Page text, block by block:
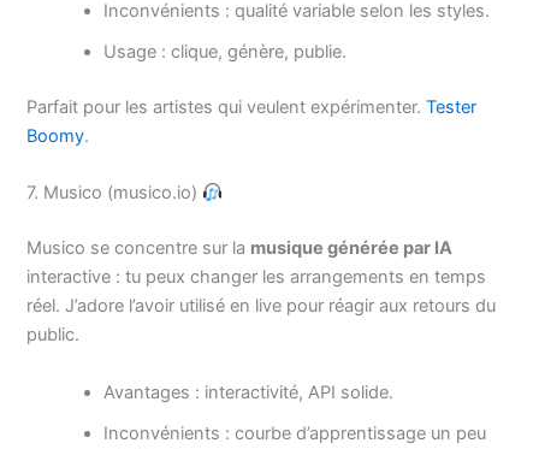
Inconvénients : qualité variable selon les styles.
Usage : clique, génère, publie.
Parfait pour les artistes qui veulent expérimenter.Tester
Boomy.
7. Musico (musico.io)
Musico se concentre sur la musique générée par IA
interactive : tu peux changer les arrangements en temps
réel. J’adore l’avoir utilisé en live pour réagir aux retours du
public.
Avantages : interactivité, API solide.
Inconvénients : courbe d’apprentissage un peu